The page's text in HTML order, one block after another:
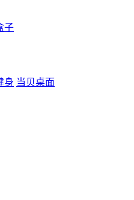
子
身 当贝桌面